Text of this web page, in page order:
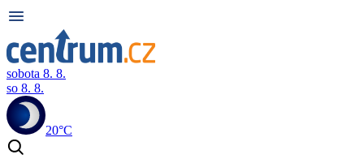
sobota 8. 8.
so 8. 8.
20°C